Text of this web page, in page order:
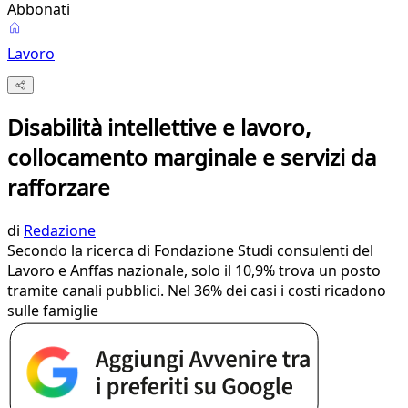
Abbonati
Lavoro
Disabilità intellettive e lavoro,
collocamento marginale e servizi da
rafforzare
di Redazione
Secondo la ricerca di Fondazione Studi consulenti del
Lavoro e Anffas nazionale, solo il 10,9% trova un posto
tramite canali pubblici. Nel 36% dei casi i costi ricadono
sulle famiglie